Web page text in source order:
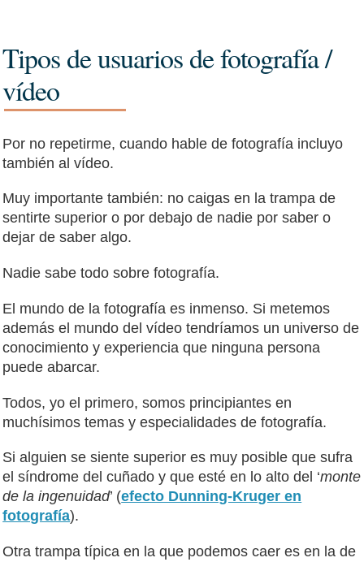
Tipos de usuarios de fotografía /
vídeo
Por no repetirme, cuando hable de fotografía incluyo
también al vídeo.
Muy importante también: no caigas en la trampa de
sentirte superior o por debajo de nadie por saber o
dejar de saber algo.
Nadie sabe todo sobre fotografía.
El mundo de la fotografía es inmenso. Si metemos
además el mundo del vídeo tendríamos un universo de
conocimiento y experiencia que ninguna persona
puede abarcar.
Todos, yo el primero, somos principiantes en
muchísimos temas y especialidades de fotografía.
Si alguien se siente superior es muy posible que sufra
el síndrome del cuñado y que esté en lo alto del ‘monte
de la ingenuidad’ (efecto Dunning-Kruger en
fotografía).
Otra trampa típica en la que podemos caer es en la de